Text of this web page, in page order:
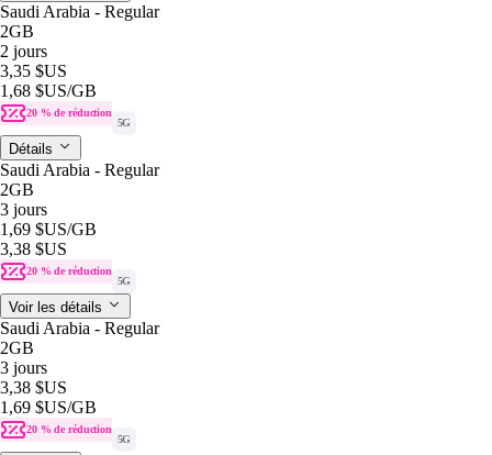
Saudi Arabia - Regular
2GB
2 jours
3,35 $US
1,68 $US/GB
20 % de réduction
5G
Détails
Saudi Arabia - Regular
2GB
3 jours
1,69 $US/GB
3,38 $US
20 % de réduction
5G
Voir les détails
Saudi Arabia - Regular
2GB
3 jours
3,38 $US
1,69 $US/GB
20 % de réduction
5G